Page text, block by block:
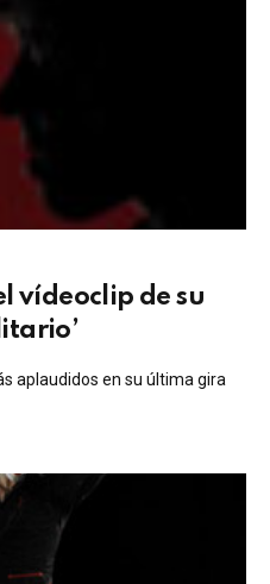
vídeoclip de su
aplaudidos en su última gira